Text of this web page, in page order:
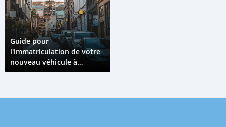
Guide pour
l'immatriculation de votre
nouveau véhicule à
Djibouti